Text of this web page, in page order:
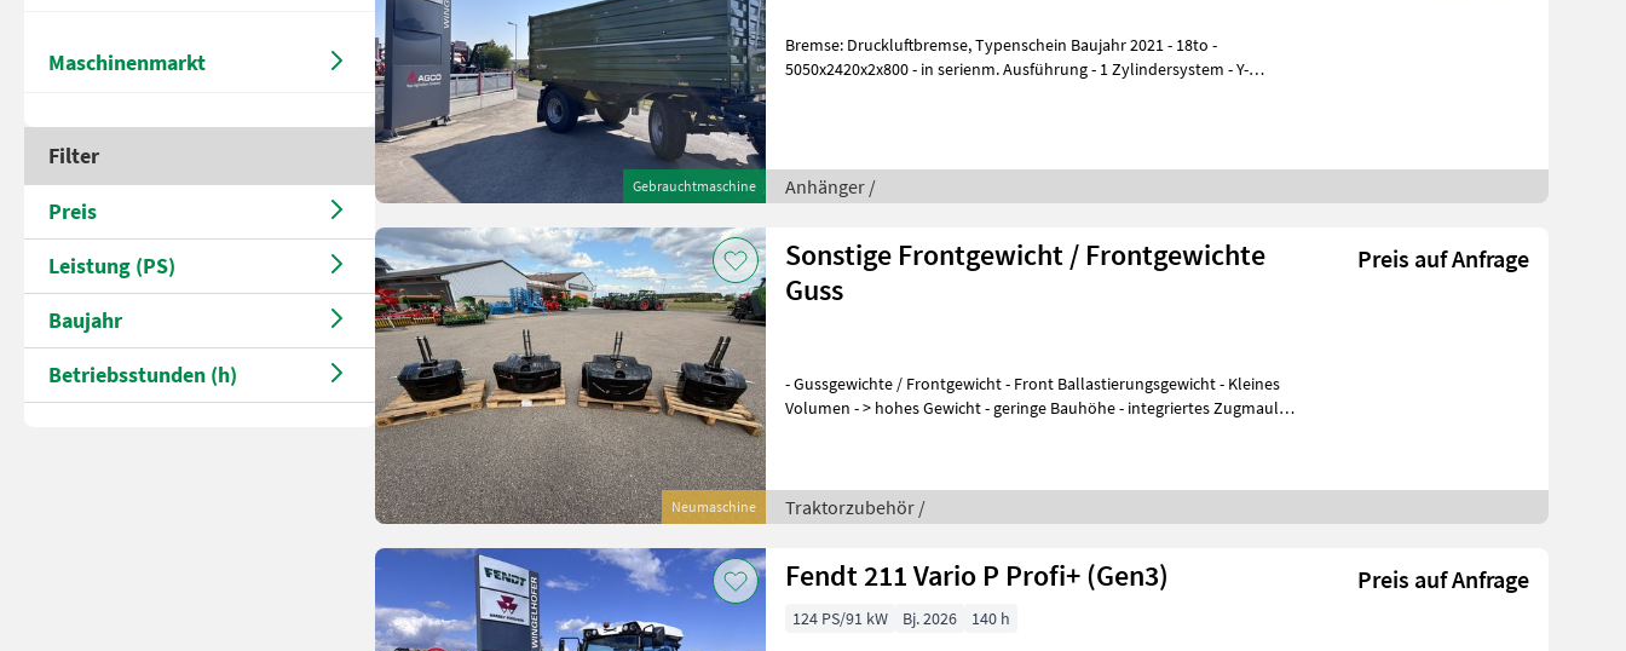
Maschinenmarkt
Filter
Preis
Leistung (PS)
Baujahr
Betriebsstunden (h)
Gebrauchtmaschine
Bremse: Druckluftbremse, Typenschein Baujahr 2021 - 18to -
5050x2420x2x800 - in serienm. Ausführung - 1 Zylindersystem - Y-
Anhänger /
Neumaschine
Sonstige Frontgewicht / Frontgewichte
Guss
Preis auf Anfrage
- Gussgewichte / Frontgewicht - Front Ballastierungsgewicht - Kleines
Volumen - > hohes Gewicht - geringe Bauhöhe - integriertes Zugmaul
Traktorzubehör /
Fendt 211 Vario P Profi+ (Gen3) Preis auf Anfrage
124 PS/91 kW Bj. 2026 140 h